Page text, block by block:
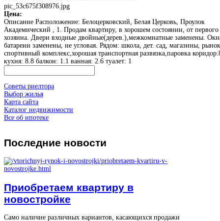
pic_53c675f308976.jpg
Цена:
Описание Расположение: Белоцерковский, Белая Церковь, Проулок
Академический , 1. Продам квартиру, в хорошем состоянии, от первого
хозяина. Двери входные двойные(дерев.),межкомнатные заменены.
батареии заменены, не угловая. Рядом: школа, дет. сад, магазины, рынок,
спортивный комплекс,хорошая транспортная развязка,паровка
кухня: 8.8 балкон: 1.1 ванная: 2.6 туалет: 1
Советы риелтора
Выбор жилья
Карта сайта
Каталог недвижимости
Все об ипотеке
Последние новости
Приобретаем квартиру в
новостройке
Само наличие различных вариантов, касающихся продажи